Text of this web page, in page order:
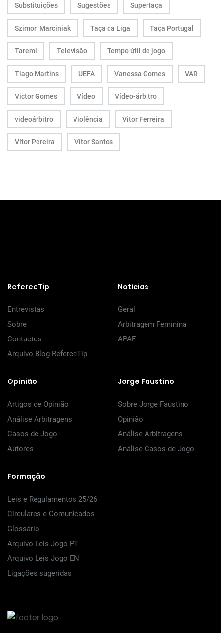
Substituições Sugestões Supertaça
Szimon Marciniak Taça da Liga Taça Portugal
Taremi Televisão Tempo útil de jogo
Tiago Martins UEFA Vanessa Gomes VAR
Victor Gomes Vídeo Vídeo-árbitro
videoárbitro Violência Vitor Ferreira
Vítor Pereira Vítor Santos
RefereeTip
Entrevistas
Sobre
Contactos
Arquivo Blog RefereeTip
Notícias
Geral
Arbitragem Feminina
APAF
Opinião
Artigos de Opinião
Análise Arbitragens
Casos de Jogo
Autores
Jorge Faustino
Sobre Jorge Faustino
Opinião
Análise Arbitragens
Análise Casos de Jogo
Formação
Leis e Regulamentos 25/26
Circulares e Comunicados
Glossário
Arquivo Leis Jogo PT
Arquivo Leis Jogo EN
Ligações sugeridas